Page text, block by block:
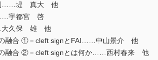
剖……堤 真大 他
宇都宮 啓
大久保 雄 他
融合 ①－cleft signとFAI……中山景介 他
融合 ②－cleft signとは何か……西村春来 他